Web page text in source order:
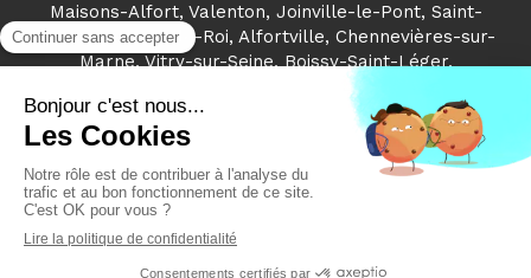
Maisons-Alfort, Valenton, Joinville-le-Pont, Saint-
Maurice, Choisy-le-Roi, Alfortville, Chennevières-sur-
Marne, Vitry-sur-Seine, Boissy-Saint-Léger,
Mentions légales
©2018 PODINA - Rénovation intérieure